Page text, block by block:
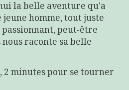
la belle aventure qu'a
jeune homme, tout juste
peut-être
raconte sa belle
2 minutes pour se tourner